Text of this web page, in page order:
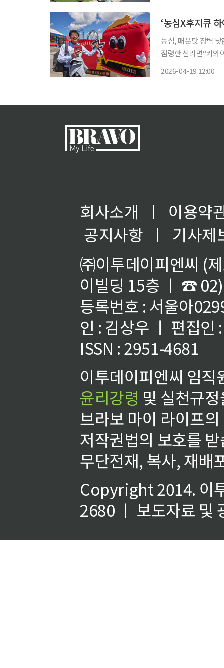
농심, 매운맛 장벽 낮
점령한 신라면“카와
2026-04-19 12:00
회사소개 ㅣ
이용약
공지사항
ㅣ
기사제
㈜이투데이피엔씨 (
이빌딩 15층 ㅣ ☎
등록번호 : 서울아
인 : 김상우 ㅣ 편집인
ISSN : 2951-4681
이투데이피엔씨 임
윤리강령 및 실천규
브라보 마이 라이프
저작권법의 보호를
무단전재, 복사, 재배
Copyright 2014. 이
2680 ㅣ 보도자료